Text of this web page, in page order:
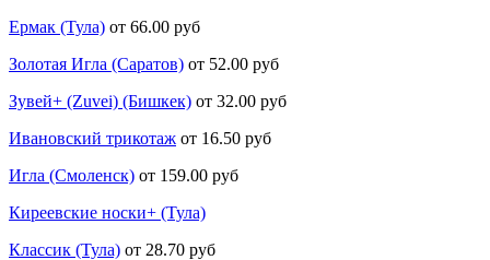
Ермак (Тула) от 66.00 руб
Золотая Игла (Саратов) от 52.00 руб
Зувей+ (Zuvei) (Бишкек) от 32.00 руб
Ивановский трикотаж от 16.50 руб
Игла (Смоленск) от 159.00 руб
Киреевские носки+ (Тула)
Классик (Тула) от 28.70 руб